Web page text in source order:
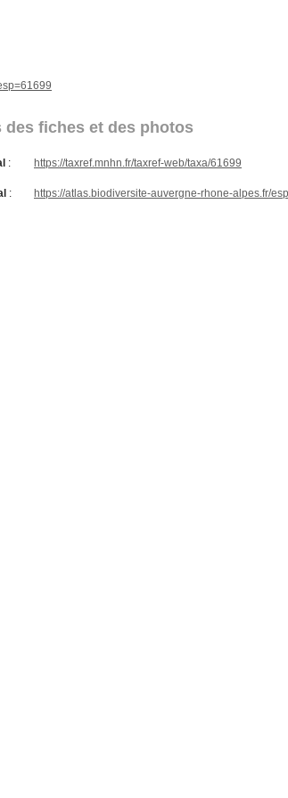
des fiches et des photos
: https://taxref.mnhn.fr/taxref-web/taxa/61699
: https://atlas.biodiversite-auvergne-rhone-alpes.fr/